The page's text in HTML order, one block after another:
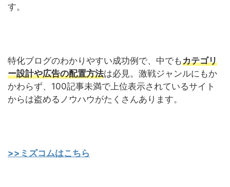
す。
特化ブログのわかりやすい成功例で、中でもカテゴリ
ー設計や広告の配置方法は必見。激戦ジャンルにもか
かわらず、100記事未満で上位表示されているサイト
からは盗めるノウハウがたくさんあります。
>>ミズコムはこちら